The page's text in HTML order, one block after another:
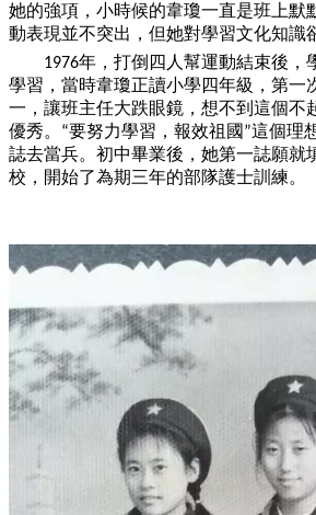
她的強項，小時候的韋瓊一直是班上默
動表現並不突出，但她對學習文化知識
1976年，打倒四人幫運動結束後，
學習，當時韋瓊正讀小學四年級，第一
一 ，讓班主任大跌眼鏡，想不到這個不
優秀。 “要努力學習，報效祖國”這個理
誌去當兵。初中畢業後，她第一誌願就
校，開始了為期三年的部隊護士訓練